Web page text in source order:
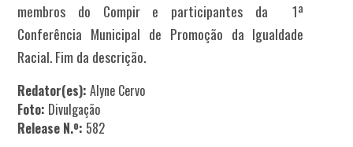
membros do Compir e participantes da 1ª
Conferência Municipal de Promoção da Igualdade
Racial. Fim da descrição.
Redator(es): Alyne Cervo
Foto: Divulgação
Release N.º: 582